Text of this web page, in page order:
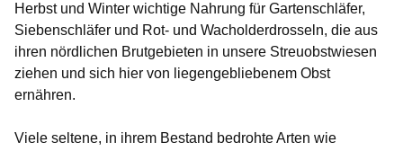
Herbst und Winter wichtige Nahrung für Gartenschläfer,
Siebenschläfer und Rot- und Wacholderdrosseln, die aus
ihren nördlichen Brutgebieten in unsere Streuobstwiesen
ziehen und sich hier von liegengebliebenem Obst
ernähren.
Viele seltene, in ihrem Bestand bedrohte Arten wie